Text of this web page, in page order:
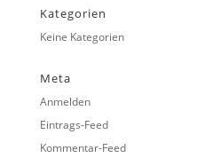
Kategorien
Keine Kategorien
Meta
Anmelden
Eintrags-Feed
Kommentar-Feed